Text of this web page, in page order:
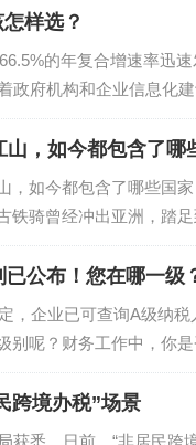
样选？
的年复合增速率迅
政府机构和企业信息化
开始被抛弃，其中这
江山，如今都包含了哪
，如今都包含了哪些国
铁骑曾经冲出亚洲，踏
现在哪些国家？ （一）
公布！您在哪一级
，企业已可查询A级纳
别呢？财务工作中，你
日头条客户端查看）01
地税务...
跨境办税”场景
获悉，日前，“非居民跨